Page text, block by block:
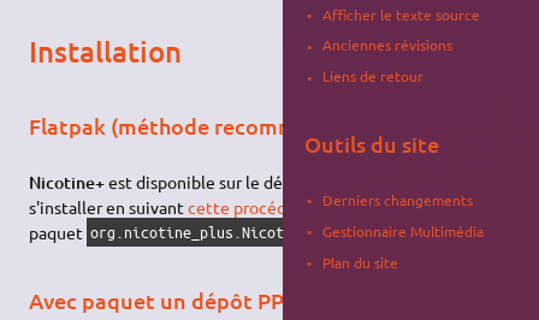
Installation
Flatpak (méthode recommandée)
Nicotine+est disponible sur le dépôt
s'installer en suivantcette procédure puis en installant le
paquet org.nicotine_plus.Nicotine
Avec paquet un dépôt PPA
Afficher le texte source
Anciennes révisions
Liens de retour
Outils du site
Derniers changements
Gestionnaire Multimédia
Plan du site